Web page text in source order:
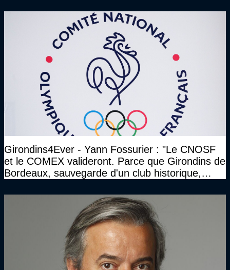
Girondins4Ever - Yann Fossurier : "Le CNOSF
et le COMEX valideront. Parce que Girondins de
Bordeaux, sauvegarde d'un club historique,